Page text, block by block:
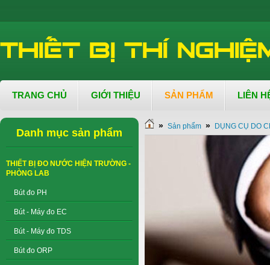
TRANG CHỦ GIỚI THIỆU SẢN PHẨM LIÊN
Danh mục sản phẩm
THIẾT BỊ ĐO NƯỚC HIỆN TRƯỜNG -
PHÒNG LAB
Bút đo PH
Bút - Máy đo EC
Bút - Máy đo TDS
Bút đo ORP
» Sản phẩm » DỤNG CỤ DO